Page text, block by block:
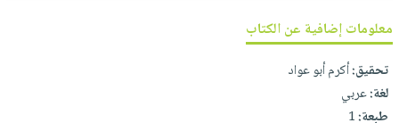
حقائب
حلي
عناية
بالذات
عن
الشركة
سياسة
الشركة
حسابك
لائحة
الأمنيات
معلومات إضافية عن الكتاب
تحقيق:أكرم أبو عواد
لغة:عربي
طبعة:1